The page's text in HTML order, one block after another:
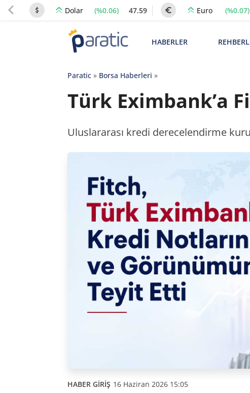
Dolar (%0.06) 47.59 Euro (%0.07)
HABERLER
Paratic» Borsa Haberleri »
Türk Eximbank’a
Uluslararası kredi derecelendirme
HABER GİRİŞ 16 Haziran 2026 15:05